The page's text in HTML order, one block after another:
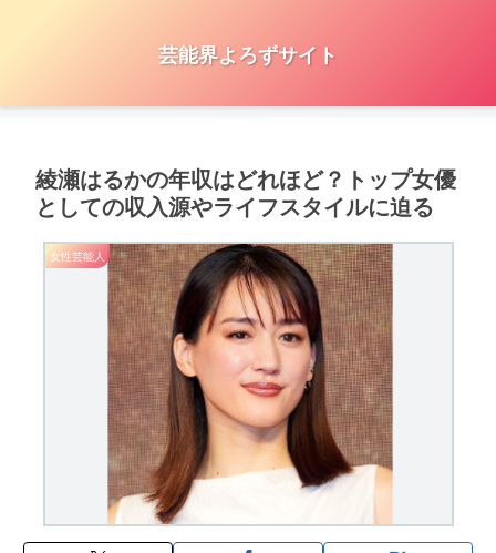
芸能界よろずサイト
綾瀬はるかの年収はどれほど？トップ女優
としての収入源やライフスタイルに迫る
女性芸能人